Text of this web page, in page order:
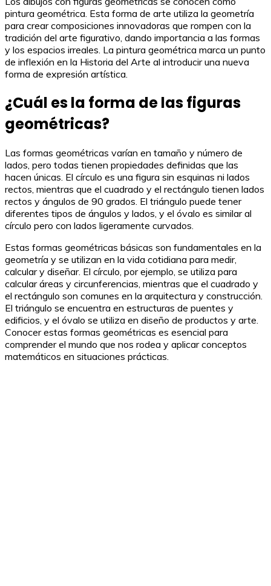
pintura geométrica. Esta forma de arte utiliza la geometría
para crear composiciones innovadoras que rompen con la
tradición del arte figurativo, dando importancia a las formas
y los espacios irreales. La pintura geométrica marca un punto
de inflexión en la Historia del Arte al introducir una nueva
forma de expresión artística.
¿Cuál es la forma de las figuras
geométricas?
Las formas geométricas varían en tamaño y número de
lados, pero todas tienen propiedades definidas que las
hacen únicas. El círculo es una figura sin esquinas ni lados
rectos, mientras que el cuadrado y el rectángulo tienen lados
rectos y ángulos de 90 grados. El triángulo puede tener
diferentes tipos de ángulos y lados, y el óvalo es similar al
círculo pero con lados ligeramente curvados.
Estas formas geométricas básicas son fundamentales en la
geometría y se utilizan en la vida cotidiana para medir,
calcular y diseñar. El círculo, por ejemplo, se utiliza para
calcular áreas y circunferencias, mientras que el cuadrado y
el rectángulo son comunes en la arquitectura y construcción.
El triángulo se encuentra en estructuras de puentes y
edificios, y el óvalo se utiliza en diseño de productos y arte.
Conocer estas formas geométricas es esencial para
comprender el mundo que nos rodea y aplicar conceptos
matemáticos en situaciones prácticas.